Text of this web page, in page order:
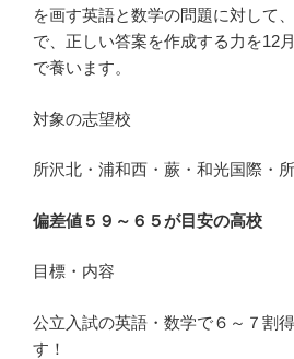
を画す英語と数学の問題に対して
で、正しい答案を作成する力を12
で養います。
対象の志望校
所沢北・浦和西・蕨・和光国際・
偏差値５９～６５が目安の高校
目標・内容
公立入試の英語・数学で６～７割
す！